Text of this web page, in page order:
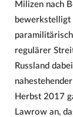
Milizen nach
bewerkstelligt
regulärer
Russland
Herbst 2017
Lawrow an,